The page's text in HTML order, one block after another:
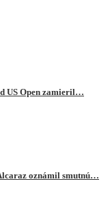
US Open zamieril…
oznámil smutnú…